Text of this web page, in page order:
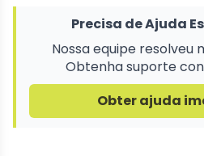
Precisa de Ajuda
Nossa equipe resolveu
Obtenha suporte
Obter ajuda